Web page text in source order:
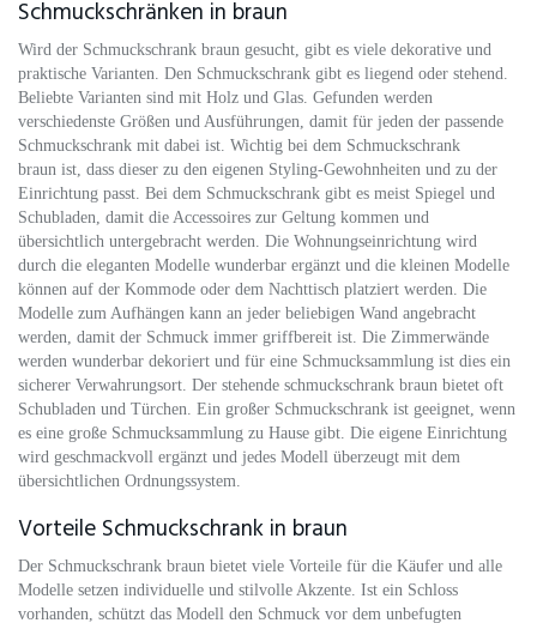
Schmuckschränken in braun
Wird der Schmuckschrank braun gesucht, gibt es viele dekorative und
praktische Varianten. Den Schmuckschrank gibt es liegend oder stehend.
Beliebte Varianten sind mit Holz und Glas. Gefunden werden
verschiedenste Größen und Ausführungen, damit für jeden der passende
Schmuckschrank mit dabei ist. Wichtig bei dem Schmuckschrank
braun ist, dass dieser zu den eigenen Styling-Gewohnheiten und zu der
Einrichtung passt. Bei dem Schmuckschrank gibt es meist Spiegel und
Schubladen, damit die Accessoires zur Geltung kommen und
übersichtlich untergebracht werden. Die Wohnungseinrichtung wird
durch die eleganten Modelle wunderbar ergänzt und die kleinen Modelle
können auf der Kommode oder dem Nachttisch platziert werden. Die
Modelle zum Aufhängen kann an jeder beliebigen Wand angebracht
werden, damit der Schmuck immer griffbereit ist. Die Zimmerwände
werden wunderbar dekoriert und für eine Schmucksammlung ist dies ein
sicherer Verwahrungsort. Der stehende schmuckschrank braun bietet oft
Schubladen und Türchen. Ein großer Schmuckschrank ist geeignet, wenn
es eine große Schmucksammlung zu Hause gibt. Die eigene Einrichtung
wird geschmackvoll ergänzt und jedes Modell überzeugt mit dem
übersichtlichen Ordnungssystem.
Vorteile Schmuckschrank in braun
Der Schmuckschrank braun bietet viele Vorteile für die Käufer und alle
Modelle setzen individuelle und stilvolle Akzente. Ist ein Schloss
vorhanden, schützt das Modell den Schmuck vor dem unbefugten